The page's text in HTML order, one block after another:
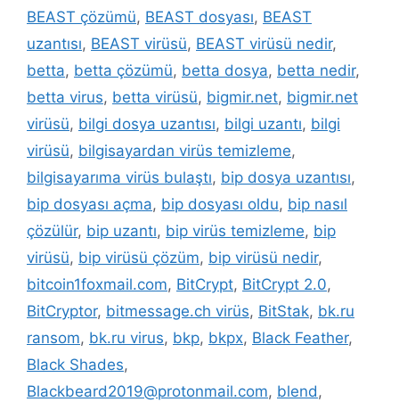
BEAST çözümü, BEAST dosyası, BEAST
uzantısı, BEAST virüsü, BEAST virüsü nedir,
betta, betta çözümü, betta dosya, betta nedir,
betta virus, betta virüsü, bigmir.net, bigmir.net
virüsü, bilgi dosya uzantısı, bilgi uzantı, bilgi
virüsü, bilgisayardan virüs temizleme,
bilgisayarıma virüs bulaştı, bip dosya uzantısı,
bip dosyası açma, bip dosyası oldu, bip nasıl
çözülür, bip uzantı, bip virüs temizleme, bip
virüsü, bip virüsü çözüm, bip virüsü nedir,
bitcoin1foxmail.com, BitCrypt, BitCrypt 2.0,
BitCryptor, bitmessage.ch virüs, BitStak, bk.ru
ransom, bk.ru virus, bkp, bkpx, Black Feather,
Black Shades,
Blackbeard2019@protonmail.com, blend,